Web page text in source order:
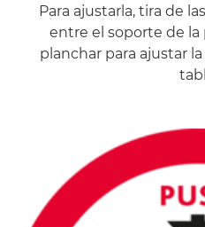
Para ajustarla, tira de
entre el soporte de la
planchar para ajustar